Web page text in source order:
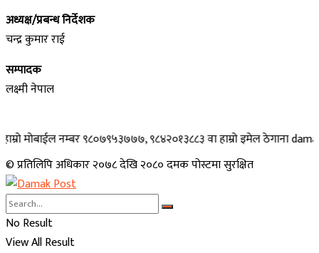
अध्यक्ष/प्रबन्ध निर्देशक
चन्द्र कुमार राई
सम्पादक
लक्ष्मी नेपाल
नम्बर ९८०७९५३७७७, ९८४२०१३८८३ वा हाम्रो इमेल ठेगाना
© प्रतिलिपि अधिकार २०७८ देखि २०८० दमक पोस्टमा सुरक्षित
No Result
View All Result